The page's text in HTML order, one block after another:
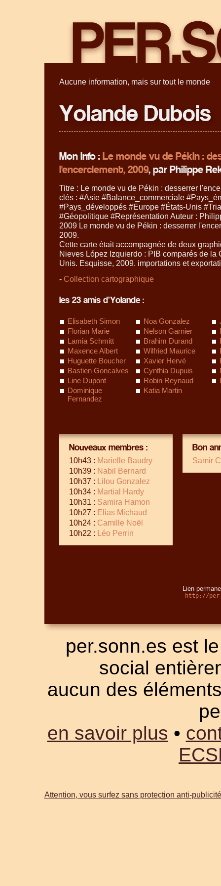
Aucune information, mais sur tout le monde
Yolande Dubois
Mon info :Le monde vu de Pékin :
l'encerclement, 2009, par Philippe
Titre : Le monde vu de Pékin : desserrer
clés : #Asie #Balance_commerciale
#Pays_développés #Europe #États-Unis
#Géopolitique #Représentation Auteur :
2009 Le monde vu de Pékin : desserrer
2009.
Cette carte était accompagnée de deux
Nieves López Izquierdo : PIB comparés de la
Unis. Esquisse, 2009. importations et
- Collection cartographique
les 23 amis d’Yolande :
Elisabeth Simon Noa Gonzalez
Florian Marie
Nelson Garnier
Lamia Schmitt
Brahim Durand
Maxence Albert
Wilfried Maurice
Huguette Boucher
Xavier Hervé
Bastien Goncalves
Cynthia Dupuis
Line Dupont
Robin Reynaud
Dominique
Fernandez
Katia Martin
Nouveaux membres :
10h43 : Marielle Baudry
10h39 : Nabil Bernard
10h37 :
Lilou Gonzalez
10h34 : Martial Hardy
10h31 : Samira Hamon
10h27 : Elias Michaud
10h24 : Camille Noël
10h22 :
Léo Perrin
Bon
Samir
Lien
http://
per.sonn.es est
social
aucun des
en savoir plus •
Attention, vous surfez sans protection anti-